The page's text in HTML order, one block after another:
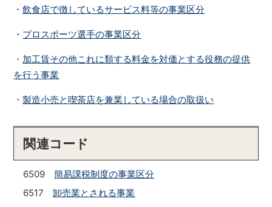
・飲食店で徴しているサービス料等の事業区分
・ プロスポーツ選手の事業区分
・ 加工賃その他これに類する料金を対価とする役務の提供
を行う事業
・製造小売と喫茶店を兼業している場合の取扱い
関連コード
6509簡易課税制度の事業区分
6517卸売業とされる事業